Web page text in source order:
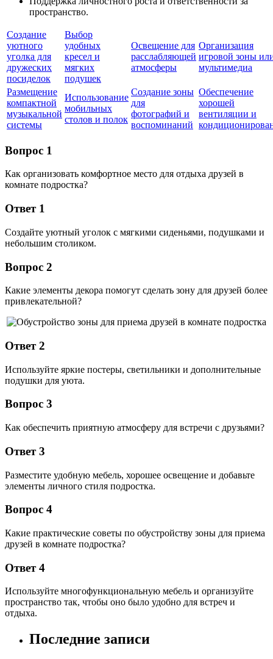
пространство.
Создание
уютного
уголка для
дружеских
посиделок
Выбор
удобных
кресел и
мягких
подушек
Освещение для
расслабляющей
атмосферы
Организация
игровой зоны
мультимедиа
Размещение
компактной
музыкальной
системы
Использование
мобильных
столов и полок
Создание зоны
для
фотографий и
воспоминаний
Обеспечение
хорошей
вентиляции и
Вопрос 1
Как организовать комфортное место для отдыха друзей в
комнате подростка?
Ответ 1
Создайте уютный уголок с мягкими сиденьями, подушками и
небольшим столиком.
Вопрос 2
Какие элементы декора помогут сделать зону для друзей более
привлекательной?
Ответ 2
Используйте яркие постеры, светильники и дополнительные
подушки для уюта.
Вопрос 3
Как обеспечить приятную атмосферу для встречи с друзьями?
Ответ 3
Разместите удобную мебель, хорошее освещение и добавьте
элементы личного стиля подростка.
Вопрос 4
Какие практические советы по обустройству зоны для приема
друзей в комнате подростка?
Ответ 4
Используйте многофункциональную мебель и организуйте
пространство так, чтобы оно было удобно для встреч и
отдыха.
Последние записи